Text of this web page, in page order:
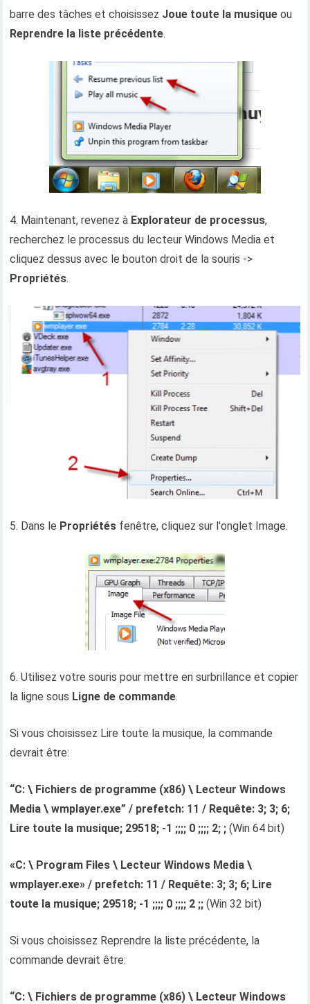
barre des tâches et choisissez Joue toute la musique ou
Reprendre la liste précédente.
4. Maintenant, revenez à Explorateur de processus,
recherchez le processus du lecteur Windows Media et
cliquez dessus avec le bouton droit de la souris ->
Propriétés.
5. Dans le Propriétés fenêtre, cliquez sur l'onglet Image.
6. Utilisez votre souris pour mettre en surbrillance et copier
la ligne sous Ligne de commande.
Si vous choisissez Lire toute la musique, la commande
devrait être:
“C: \ Fichiers de programme (x86) \ Lecteur Windows
Media \ wmplayer.exe” / prefetch: 11 / Requête: 3; 3; 6;
Lire toute la musique; 29518; -1 ;;;; 0 ;;;; 2; ;(Win 64 bit)
«C: \ Program Files \ Lecteur Windows Media \
wmplayer.exe» / prefetch: 11 / Requête: 3; 3; 6; Lire
toute la musique; 29518; -1 ;;;; 0 ;;;; 2 ;; (Win 32 bit)
Si vous choisissez Reprendre la liste précédente, la
commande devrait être:
“C: \ Fichiers de programme (x86) \ Lecteur Windows